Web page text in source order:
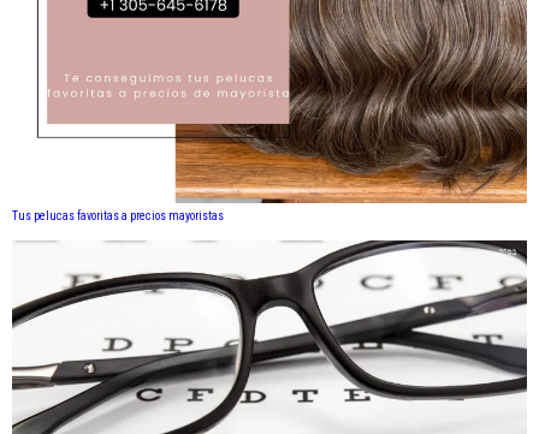
Tus pelucas favoritas a precios mayoristas